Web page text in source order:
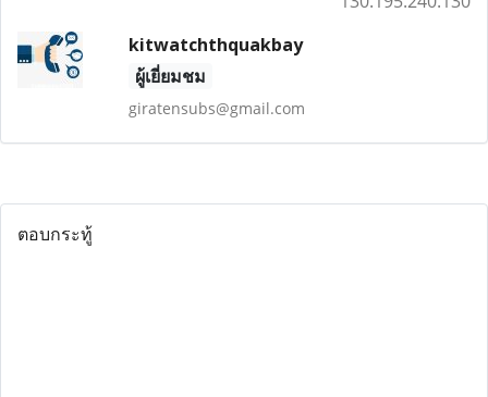
kitwatchthquakbay
ผู้เยี่ยมชม
giratensubs@gmail.com
ตอบกระทู้